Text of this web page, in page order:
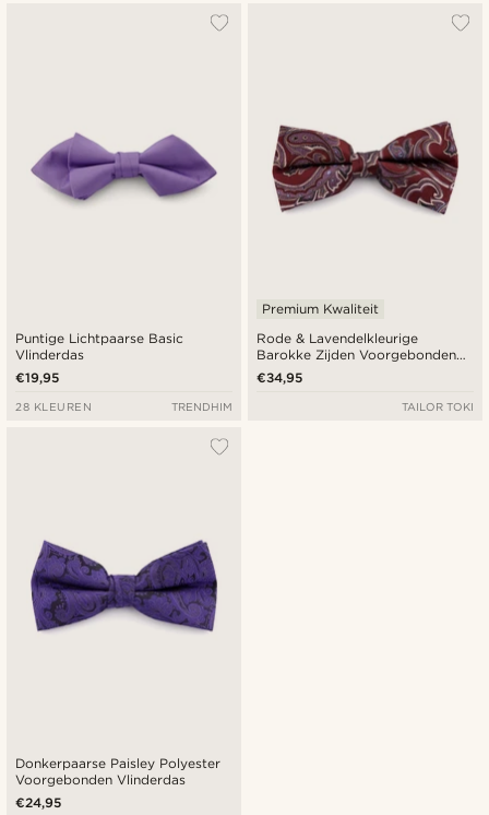
Puntige Lichtpaarse Basic
Vlinderdas
€19,95
28 KLEUREN TRENDHIM
Rode & Lavendelkleurige
Barokke Zijden Voorgebonden
Vlinderdas
Premium Kwaliteit
€34,95
TAILOR TOKI
Donkerpaarse Paisley Polyester
Voorgebonden Vlinderdas
€24,95